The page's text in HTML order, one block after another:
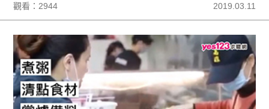
觀看：2944 2019.03.11